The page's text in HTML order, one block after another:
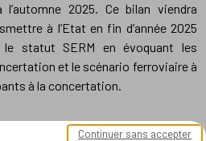
2025. Ce bilan viendra
à l’Etat en fin d’année 2025
le statut SERM en évoquant les
et le scénario ferroviaire à
à la concertation.
Continuer sans accepter